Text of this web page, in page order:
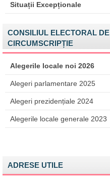
Situații Excepționale
CONSILIUL ELECTORAL DE
CIRCUMSCRIPȚIE
Alegerile locale noi 2026
Alegeri parlamentare 2025
Alegeri prezidențiale 2024
Alegerile locale generale 2023
ADRESE UTILE